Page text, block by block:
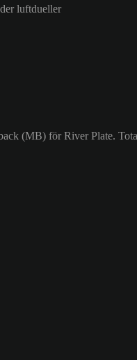
luftdueller
(MB) för River Plate.